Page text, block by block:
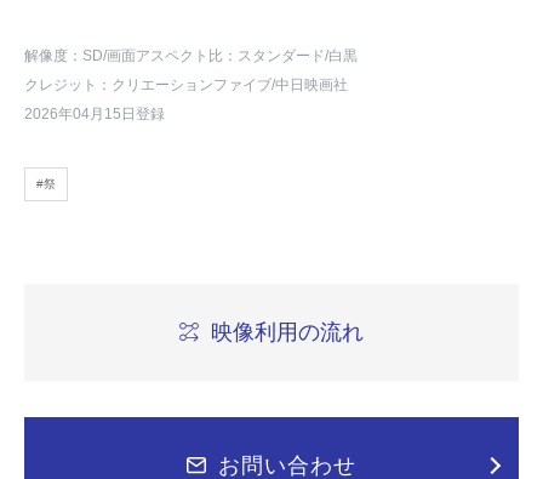
解像度：SD/画面アスペクト比：スタンダード/白黒
クレジット：クリエーションファイブ/中日映画社
2026年04月15日登録
#祭
映像利用の流れ
お問い合わせ